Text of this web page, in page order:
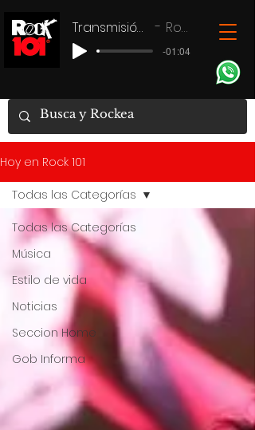
Transmisión en vivo Rock 101
-01:04
Hoy en Rock 101
Todas las Categorías
Música
Estilo de vida
Noticias
Seccion Home
Gob Informa
Todas las Categorías